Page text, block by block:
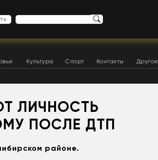
Культура Спорт Контакты Другое
ЛИЧНОСТЬ
ПОСЛЕ ДТП
районе.